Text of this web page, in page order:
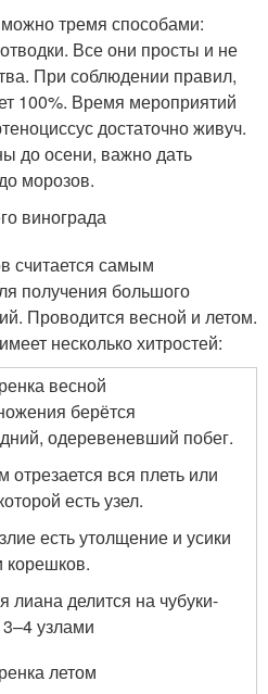
тремя способами:
Все они просты и не
При соблюдении правил,
100%. Время мероприятий
достаточно живуч.
до осени, важно дать
морозов.
винограда
считается самым
получения большого
Проводится весной и летом.
несколько хитростей:
весной
берётся
одеревеневший побег.
отрезается вся плеть или
есть узел.
есть утолщение и усики
корешков.
лиана делится на чубуки-
узлами
летом